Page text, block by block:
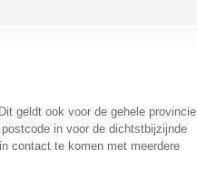
geldt ook voor de gehele provincie
in voor de dichtstbijzijnde
contact te komen met meerdere